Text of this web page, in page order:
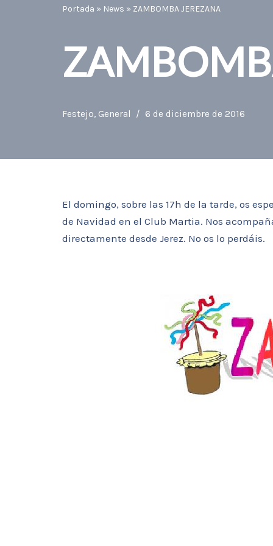
Portada » News » ZAMBOMBA JEREZANA
Festejo, General 6 de diciembre de 2016
El domingo, sobre las 17h de la tarde, os
de Navidad en el Club Martia. Nos
directamente desde Jerez. No os lo perdáis.